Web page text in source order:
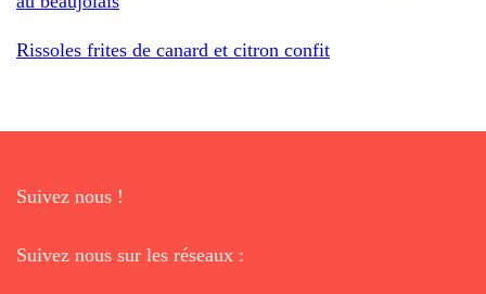
Rissoles frites de canard et citron confit
Suivez nous !
Suivez nous sur les réseaux :